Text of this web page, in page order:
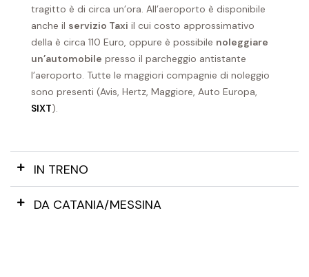
tragitto è di circa un’ora. All’aeroporto è disponibile
anche il servizio Taxi il cui costo approssimativo
della è circa 110 Euro, oppure è possibile noleggiare
un’automobile presso il parcheggio antistante
l’aeroporto. Tutte le maggiori compagnie di noleggio
sono presenti (Avis, Hertz, Maggiore, Auto Europa,
SIXT).
IN TRENO
DA CATANIA/MESSINA